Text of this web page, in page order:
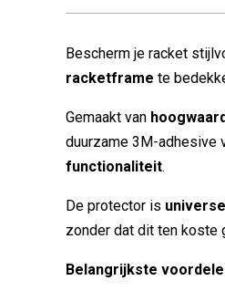
Bescherm je racket
racketframe te
Gemaakt van
duurzame 3M-adhesive
functionaliteit.
De protector is
zonder dat dit ten koste
Belangrijkste